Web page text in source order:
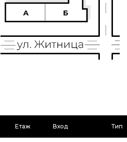
Етаж Вход Тип